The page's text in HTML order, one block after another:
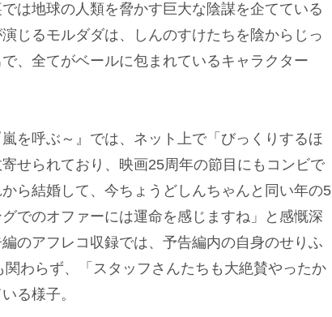
M
は地球の人類を脅かす巨大な陰謀を企てている
じるモルダダは、しんのすけたちを陰からじっ
、全てがベールに包まれているキャラクター
を呼ぶ～』では、ネット上で「びっくりするほ
せられており、映画25周年の節目にもコンビで
ら結婚して、今ちょうどしんちゃんと同い年の5
でのオファーには運命を感じますね」と感慨深
のアフレコ収録では、予告編内の自身のせりふ
関わらず、「スタッフさんたちも大絶賛やったか
る様子。